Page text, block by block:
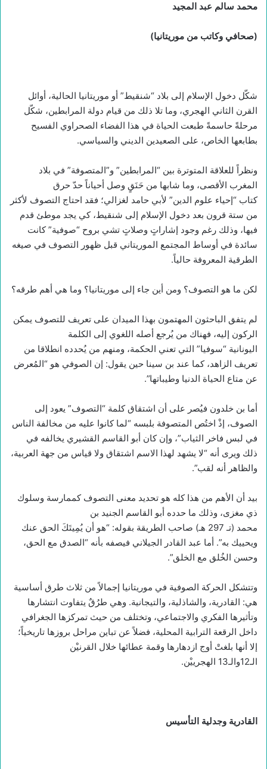
محمد سالم عبد المجيد
(صحافي وكاتب من موريتانيا)
شكّل دخول الإسلام إلى بلاد “شنقيط” أو موريتانيا الحالية، أوائل
القرن الثاني الهجري، وما تلا ذلك من قيام دولة المرابطين، شكّل
مرحلةً حاسمةً طبعت الحياة في هذا الفضاء الصحراوي الفسيح
بطابعها الخاص، على الصعيدين الديني والسياسي.
ونظراً للعلاقة المتوترة بين “المرابطين” و”المتصوفة” في بلاد
المغرب الأقصى، وما شابها من حَنَقٍ وصل أحياناً حدّ حرق
كتاب “إحياء علوم الدين” لأبي حامد لغزالي؛ فقد احتاج التصوف لأكثر
من ستة قرون بعد دخول الإسلام إلى شنقيط، كي يجد موطئ قدم
فيها، وذلك رغم وجود إشاراتٍ وصلاتٍ تشي بروح “صوفية” كانت
سائدة في أوساط المجتمع الموريتاني قبل ظهور التصوف في صيغه
الطرقية المعروفة حالياً.
لكن ما هو التصوف؟ ومن أين جاء إلى موريتانيا؟ وما هي أهم طرقه؟
لم يتفق الباحثون المهتمون بهذا الميدان على تعريف للتصوف يمكن
الركون إليه، فهناك من يُرجع أصله اللغوي إلى الكلمة
اليونانية “سوفيا” التي تعني الحكمة، ومنهم من يُحدده انطلاقا من
تعريف الزاهد، كما عند بن سينا حين يقول: إن الصوفي هو “المُعرض
عن متاع الحياة الدنيا وطيباتها”.
أما بن خلدون فيُصر على أن اشتقاق كلمة “التصوف” يعود إلى
الصوف، إذْ اختُص المتصوفة بلبسه “لما كانوا عليه من مخالفة الناس
في لبس فاخر الثياب”، وإن كان أبو القاسم القشيري يخالفه في
ذلك ويرى أنه “لا يشهد لهذا الاسم اشتقاق ولا قياس من جهة العربية،
والظاهر أنه لقب”.
بيد أن الأهم من هذا كله هو تحديد معنى التصوف كممارسة وسلوك
ذي مغزى، وذلك ما حدده أبو القاسم الجنيد بن
محمد (تـ 297 هـ) صاحب الطريقة بقوله: “هو أن يُمِيتَكَ الحق عنك
ويحييك به”. أما عبد القادر الجيلاني فيصفه بأنه “الصدق مع الحق،
وحسن الخُلق مع الخلق”.
وتتشكل الحركة الصوفية في موريتانيا إجمالاً من ثلاث طرق أساسية
هي: القادرية، والشاذلية، والتيجانية. وهي طرُقٌ يتفاوت انتشارها
وتأثيرها الفكري والاجتماعي، وتختلف من حيث تمركزها الجغرافي
داخل الرقعة الترابية المحلية، فضلاً عن تباين مراحل بروزها تاريخياً؛
إلا أنها بلغتْ أوج ازدهارها وقمة عطائها خلال القرنيْن
الـ12والـ13 الهجرييْن.
القادرية وجدلية التأسيس